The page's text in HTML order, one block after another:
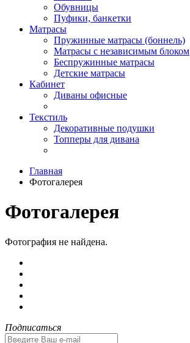
Обувницы
Пуфики, банкетки
Матрасы
Пружинные матрасы (боннель)
Матрасы с независимым блоком
Беспружинные матрасы
Детские матрасы
Кабинет
Диваны офисные
Текстиль
Декоративные подушки
Топперы для дивана
Главная
Фотогалерея
Фотогалерея
Фотография не найдена.
Подписаться